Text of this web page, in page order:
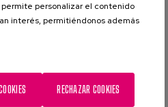
personalizar el contenido
interés, permitiéndonos además
RECHAZAR COOKIES